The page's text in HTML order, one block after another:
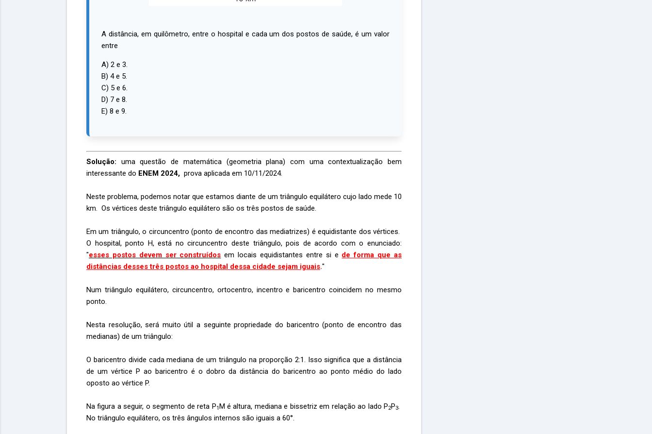
A distância, em quilômetro, entre o hospital e cada um dos postos de saúde, é um valor
entre
A) 2 e 3.
B) 4 e 5.
C) 5 e 6.
D) 7 e 8.
E) 8 e 9.
Solução: uma questão de matemática (geometria plana) com uma contextualização bem
interessante do ENEM 2024, prova aplicada em 10/11/2024.
Neste problema, podemos notar que estamos diante de um triângulo equilátero cujo lado mede 10
km. Os vértices deste triângulo equilátero são os três postos de saúde.
Em um triângulo, o circuncentro (ponto de encontro das mediatrizes) é equidistante dos vértices.
O hospital, ponto H, está no circuncentro deste triângulo, pois de acordo com o enunciado:
"esses postos devem ser construídos em locais equidistantes entre si e de forma que as
distâncias desses três postos ao hospital dessa cidade sejam iguais."
Num triângulo equilátero, circuncentro, ortocentro, incentro e baricentro coincidem no mesmo
ponto.
Nesta resolução, será muito útil a seguinte propriedade do baricentro (ponto de encontro das
medianas) de um triângulo:
O baricentro divide cada mediana de um triângulo na proporção 2:1. Isso significa que a distância
de um vértice P ao baricentro é o dobro da distância do baricentro ao ponto médio do lado
oposto ao vértice P.
Na figura a seguir, o segmento de reta P1M é altura, mediana e bissetriz em relação ao lado P2P3
No triângulo equilátero, os três ângulos internos são iguais a 60°.